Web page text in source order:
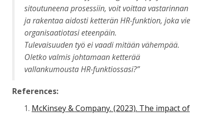
sitoutuneena prosessiin, voit voittaa vastarinnan
ja rakentaa aidosti ketterän HR-funktion, joka vie
organisaatiotasi eteenpäin.
Tulevaisuuden työ ei vaadi mitään vähempää.
Oletko valmis johtamaan ketterää
vallankumousta HR-funktiossasi?”
References:
McKinsey & Company. (2023). The impact of